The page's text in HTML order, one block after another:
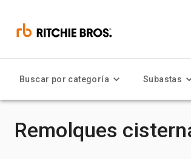
Buscar por categoría Subastas
Remolques